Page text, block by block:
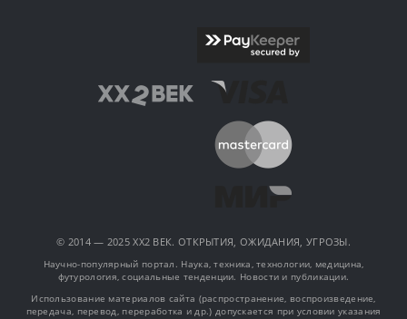
© 2014 — 2025 XX2 ВЕК. ОТКРЫТИЯ, ОЖИДАНИЯ, УГРОЗЫ.
Научно-популярный портал. Наука, техника, технологии, медицина,
футурология, социальные тенденции. Новости и публикации.
Использование материалов сайта (распространение, воспроизведение,
передача, перевод, переработка и др.) допускается при условии указания